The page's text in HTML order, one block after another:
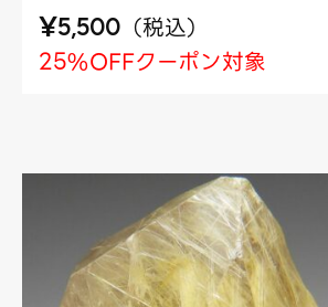
¥5,500 （税込）
25%OFFクーポン対象